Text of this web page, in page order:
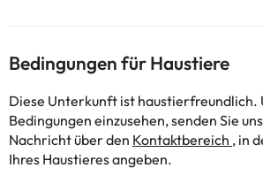
Bedingungen für Haustiere
Diese Unterkunft ist haustierfreundlich.
Bedingungen einzusehen, senden Sie
Nachricht über den Kontaktbereich , in
Ihres Haustieres angeben.